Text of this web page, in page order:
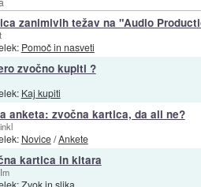
zanimivih težav na "Audio
Pomoč in nasveti
zvočno kupiti ?
Kaj kupiti
anketa: zvočna kartica, da ali ne?
Novice/Ankete
kartica in kitara
Zvok in slika